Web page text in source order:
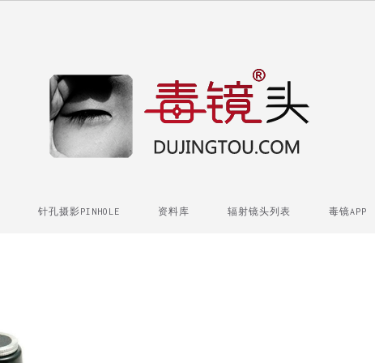
针孔摄影PINHOLE 资料库 辐射镜头列表 毒镜APP